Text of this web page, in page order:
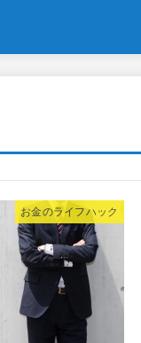
お金のライフハック